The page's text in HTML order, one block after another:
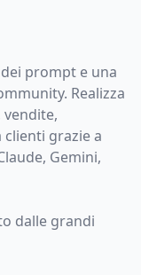
prompt e una
Realizza
grazie a
Gemini,
dalle grandi